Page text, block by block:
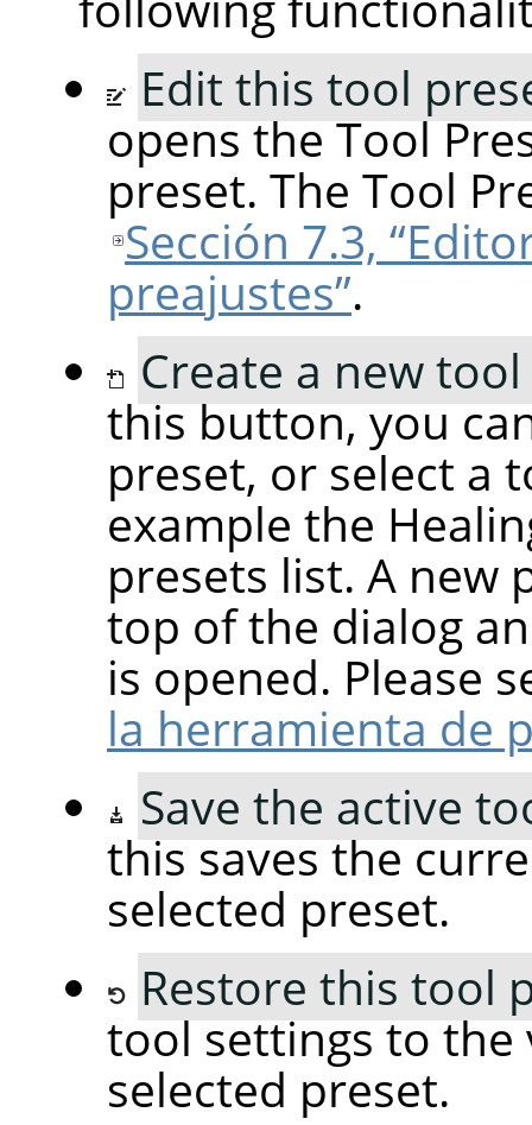
Edit this tool
opens the Tool
preset. The Tool
Sección 7.3,
preajustes”.
Create a new
this button, you
preset, or select a
example the
presets list. A new
top of the dialog
is opened. Please
la herramienta de
Save the active
this saves the
selected preset.
Restore this tool
tool settings to the
selected preset.